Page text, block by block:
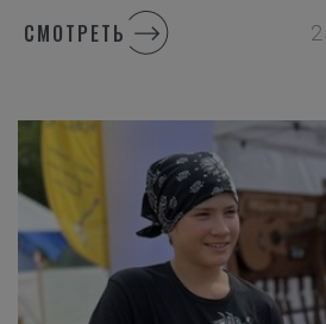
СМОТРЕТЬ